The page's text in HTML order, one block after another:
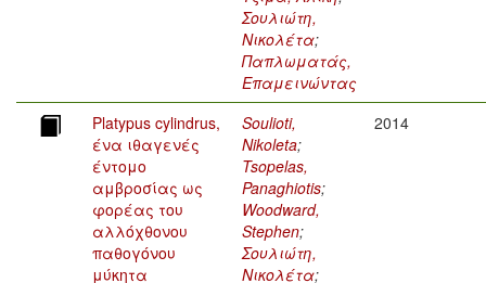
Σουλιώτη,
Νικολέτα;
Παπλωματάς,
Επαμεινώντας
Platypus cylindrus,
ένα ιθαγενές
έντομο
αμβροσίας ως
φορέας του
αλλόχθονου
παθογόνου
μύκητα
Soulioti,
Nikoleta;
Tsopelas,
Panaghiotis;
Woodward,
Stephen;
Σουλιώτη,
Νικολέτα;
2014